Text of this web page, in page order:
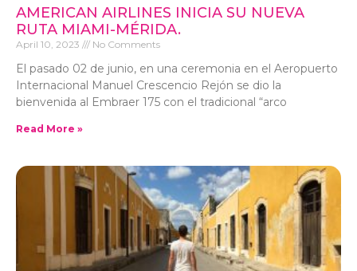
AMERICAN AIRLINES INICIA SU NUEVA
RUTA MIAMI-MÉRIDA.
April 10, 2023 No Comments
El pasado 02 de junio, en una ceremonia en el Aeropuerto
Internacional Manuel Crescencio Rejón se dio la
bienvenida al Embraer 175 con el tradicional “arco
Read More »